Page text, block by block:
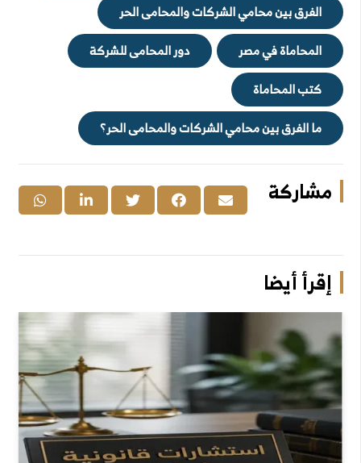
الفرق بين محامي الشركات والمحامى الحر
المحاماة في مصر
دور المحامى للشركة
كتب المحاماة
ما الفرق بين محامي الشركات والمحامى الحر؟
مشاركة
إقرأ أيضا